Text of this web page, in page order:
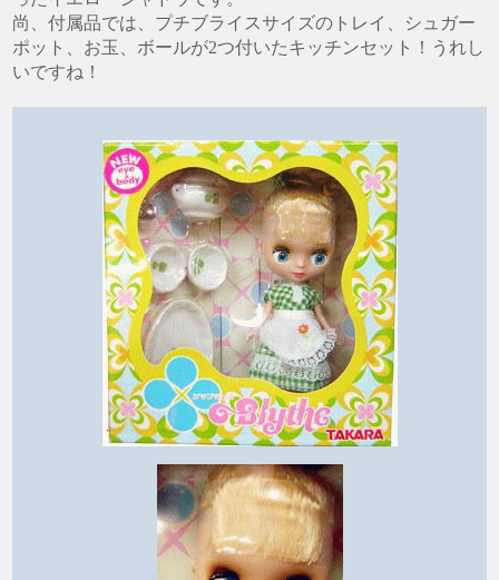
尚、付属品では、プチブライスサイズのトレイ、シュガー
ポット、お玉、ボールが2つ付いたキッチンセット！うれし
いですね！